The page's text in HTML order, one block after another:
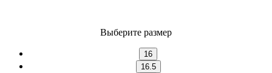
Выберите размер
16
16.5